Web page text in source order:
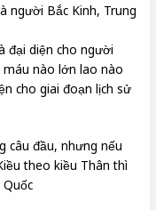
người Bắc Kinh, Trung
đại diện cho người
nào lớn lao nào
cho giai đoạn lịch sử
câu đầu, nhưng nếu
theo kiều Thân thì